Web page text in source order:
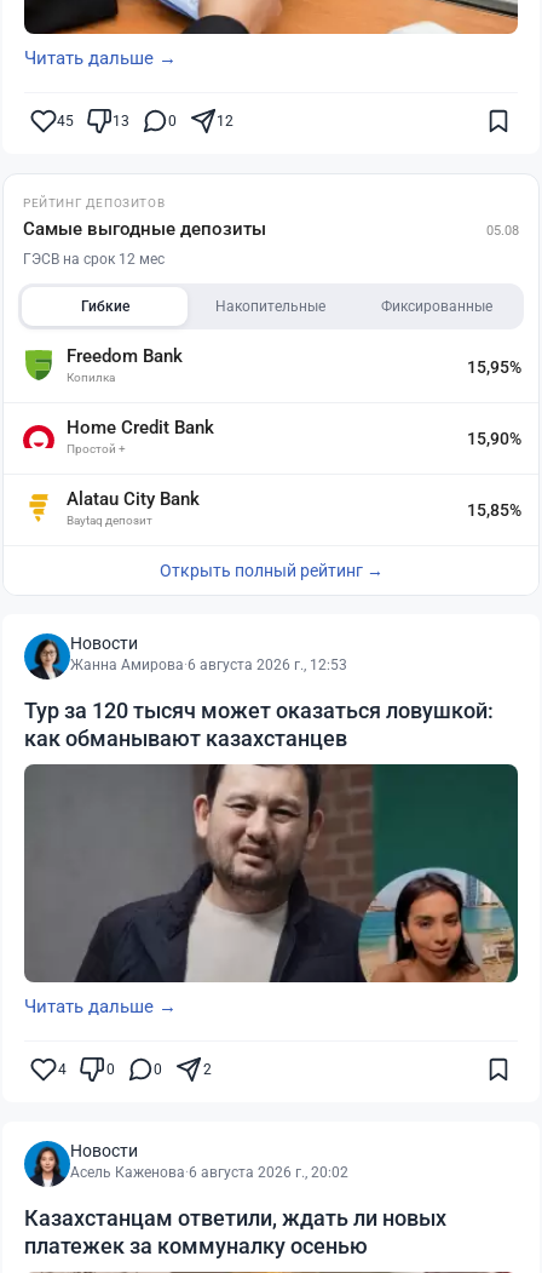
Читать дальше →
45 13 0 12
РЕЙТИНГ ДЕПОЗИТОВ
Самые выгодные депозиты 05.08
ГЭСВ на срок 12 мес
Гибкие Накопительные Фиксированные
Freedom Bank
Копилка
15,95%
Home Credit Bank
Простой +
15,90%
Alatau City Bank
Baytaq депозит
15,85%
Открыть полный рейтинг →
Новости
Жанна Амирова·6 августа 2026 г., 12:53
Тур за 120 тысяч может оказаться ловушкой:
как обманывают казахстанцев
Читать дальше →
4 0 0 2
Новости
Асель Каженова·6 августа 2026 г., 20:02
Казахстанцам ответили, ждать ли новых
платежек за коммуналку осенью